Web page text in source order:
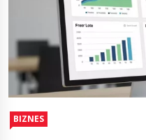
BIZNES